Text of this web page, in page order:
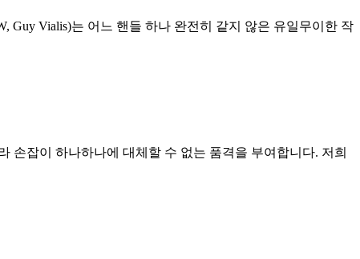
Guy Vialis)는 어느 핸들 하나 완전히 같지 않은 유일무이한 작
손잡이 하나하나에 대체할 수 없는 품격을 부여합니다. 저희